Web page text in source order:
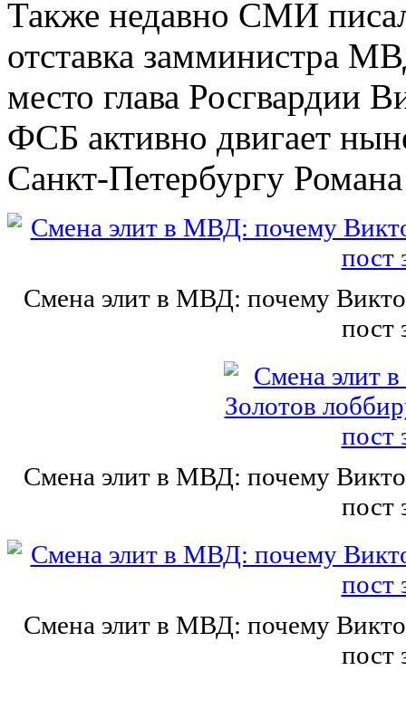
Также недавно СМИ
отставка замминистра
место глава Росгвардии
ФСБ активно двигает
Санкт-Петербургу
Смена элит в МВД: почему
пост
Смена элит в МВД: почему
пост
Смена элит в МВД: почему
пост